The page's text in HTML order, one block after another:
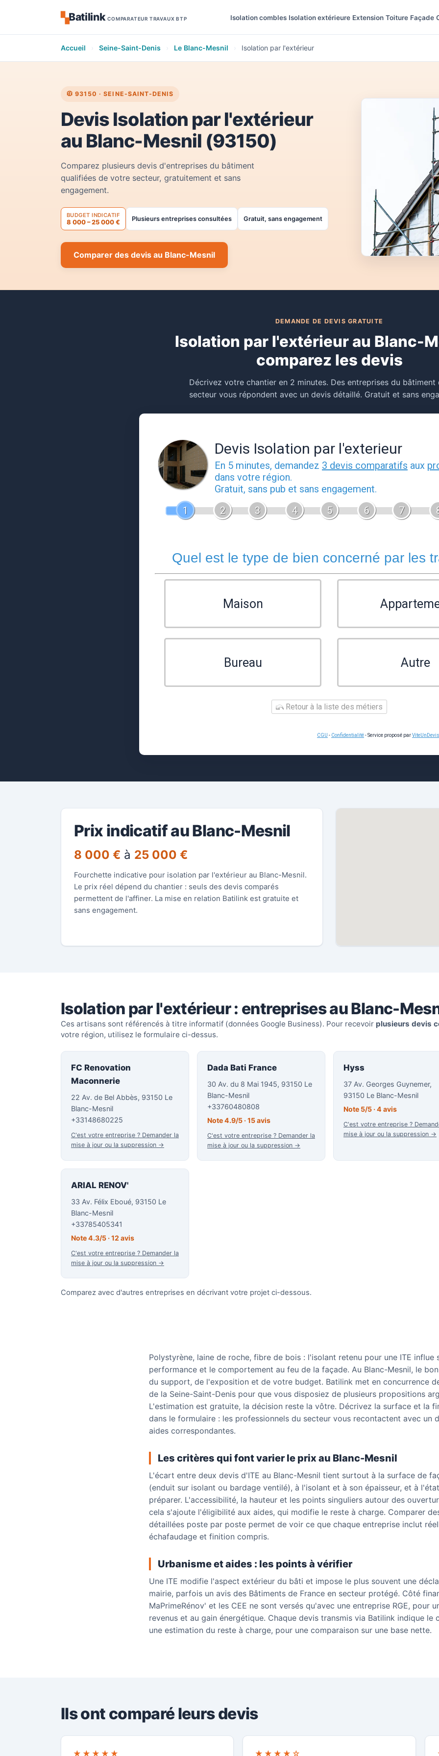
▚Batilink COMPARATEUR TRAVAUX BTP Isolation combles Isolation extérieure Extension Toiture Façade
Accueil › Seine-Saint-Denis › Le Blanc-Mesnil › Isolation par l'extérieur
🧥 93150 · SEINE-SAINT-DENIS
Devis Isolation par l'extérieur
au Blanc-Mesnil (93150)
Comparez plusieurs devis d'entreprises du bâtiment
qualifiées de votre secteur, gratuitement et sans
engagement.
BUDGET INDICATIF
8 000 – 25 000 € Plusieurs entreprises consultées Gratuit, sans engagement
Comparer des devis au Blanc-Mesnil
DEMANDE DE DEVIS GRATUITE
Isolation par l'extérieur au Blanc-
comparez les devis
Décrivez votre chantier en 2 minutes. Des entreprises du bâtiment
secteur vous répondent avec un devis détaillé. Gratuit et sans
Devis Isolation par l'exterieur
En 5 minutes, demandez 3 devis comparatifs aux
dans votre région.
Gratuit, sans pub et sans engagement.
1
2 3 4 5 6 7
Quel est le type de bien concerné par les
Maison
Bureau Autre
Retour à la liste des métiers
CGU - Confidentialité- Service proposé par
Prix indicatif au Blanc-Mesnil
8 000 € à 25 000 €
Fourchette indicative pour isolation par l'extérieur au Blanc-Mesnil.
Le prix réel dépend du chantier : seuls des devis comparés
permettent de l'affiner. La mise en relation Batilink est gratuite et
sans engagement.
Isolation par l'extérieur : entreprises au Blanc-
Ces artisans sont référencés à titre informatif (données Google Business). Pour recevoir plusieurs devis
votre région, utilisez le formulaire ci-dessus.
FC Renovation
Maconnerie
22 Av. de Bel Abbès, 93150 Le
Blanc-Mesnil
+33148680225
C'est votre entreprise ? Demander la
mise à jour ou la suppression →
Dada Bati France
30 Av. du 8 Mai 1945, 93150 Le
Blanc-Mesnil
+33760480808
Note 4.9/5 · 15 avis
C'est votre entreprise ? Demander la
mise à jour ou la suppression →
Hyss
37 Av. Georges Guynemer,
93150 Le Blanc-Mesnil
Note 5/5 · 4 avis
C'est votre entreprise ?
mise à jour ou la suppression →
ARIAL RENOV'
33 Av. Félix Eboué, 93150 Le
Blanc-Mesnil
+33785405341
Note 4.3/5 · 12 avis
C'est votre entreprise ? Demander la
mise à jour ou la suppression →
Comparez avec d'autres entreprises en décrivant votre projet ci-dessous.
Polystyrène, laine de roche, fibre de bois : l'isolant retenu pour une ITE influe
performance et le comportement au feu de la façade. Au Blanc-Mesnil, le
du support, de l'exposition et de votre budget. Batilink met en concurrence
de la Seine-Saint-Denis pour que vous disposiez de plusieurs propositions
L'estimation est gratuite, la décision reste la vôtre. Décrivez la surface et la
dans le formulaire : les professionnels du secteur vous recontactent avec un
aides correspondantes.
Les critères qui font varier le prix au Blanc-Mesnil
L'écart entre deux devis d'ITE au Blanc-Mesnil tient surtout à la surface de
(enduit sur isolant ou bardage ventilé), à l'isolant et à son épaisseur, et à
préparer. L'accessibilité, la hauteur et les points singuliers autour des
cela s'ajoute l'éligibilité aux aides, qui modifie le reste à charge. Comparer
détaillées poste par poste permet de voir ce que chaque entreprise inclut
échafaudage et finition compris.
Urbanisme et aides : les points à vérifier
Une ITE modifie l'aspect extérieur du bâti et impose le plus souvent une
mairie, parfois un avis des Bâtiments de France en secteur protégé. Côté
MaPrimeRénov' et les CEE ne sont versés qu'avec une entreprise RGE, pour
revenus et au gain énergétique. Chaque devis transmis via Batilink indique le
une estimation du reste à charge, pour une comparaison sur une base nette.
Ils ont comparé leurs devis
★★★★★ ★★★★☆